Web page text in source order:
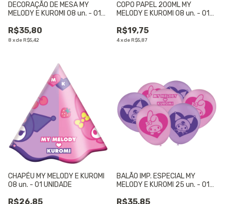
DECORAÇÃO DE MESA MY
MELODY E KUROMI 08 un. - 01
R$35,80
8 xde R$5,42
COPO PAPEL 200ML MY
MELODY E KUROMI 08 un. - 01
R$19,75
4xde R$5,87
CHAPÉU MY MELODY E KUROMI
08 un. - 01 UNIDADE
R$26,85
BALÃO IMP. ESPECIAL MY
MELODY E KUROMI 25 un. - 01
R$35,85